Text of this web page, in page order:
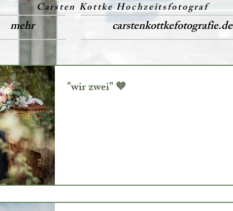
Carsten Kottke Hochzeitsfotograf
mehr carstenkottkefotografie.de
"wir zwei" 🧡